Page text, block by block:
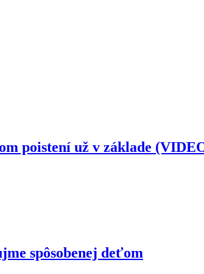
poistení už v základe
spôsobenej deťom